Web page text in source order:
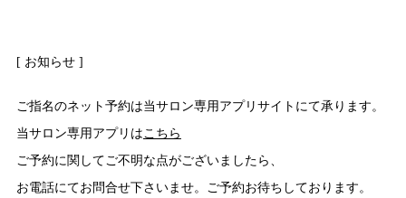
[ お知らせ ]
ご指名のネット予約は当サロン専用アプリサイトにて承ります。
当サロン専用アプリはこちら
ご予約に関してご不明な点がございましたら、
お電話にてお問合せ下さいませ。ご予約お待ちしております。